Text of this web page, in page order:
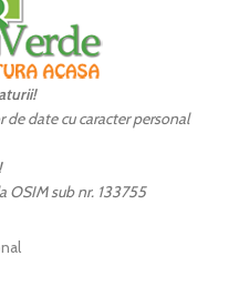
date cu caracter personal
OSIM sub nr. 133755